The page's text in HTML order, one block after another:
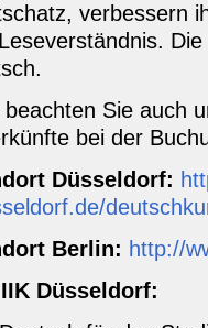
verbessern
beachten Sie auch
bei der
Düsseldorf:
Berlin: http://
Düsseldorf: